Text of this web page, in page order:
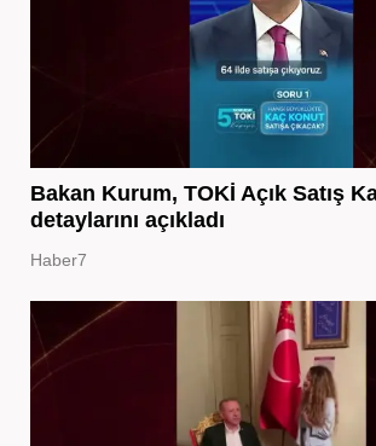
Bakan Kurum, TOKİ Açık Satış
detaylarını açıkladı
Haber7